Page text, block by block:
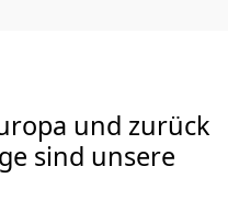
und zurück
sind unsere